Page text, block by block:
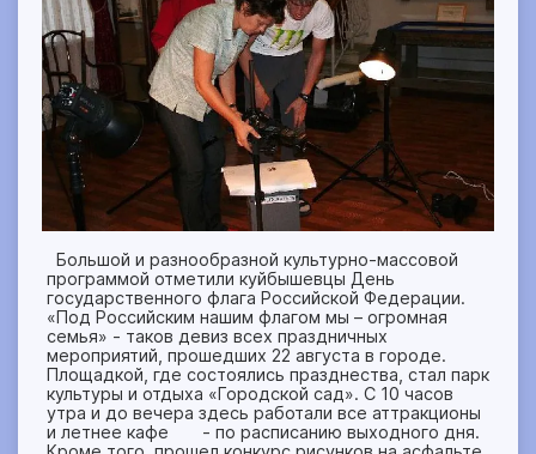
Большой и разнообразной культурно-массовой
программой отметили куйбышевцы День
государственного флага Российской Федерации.
«Под Российским нашим флагом мы – огромная
семья» - таков девиз всех праздничных
мероприятий, прошедших 22 августа в городе.
Площадкой, где состоялись празднества, стал парк
культуры и отдыха «Городской сад». С 10 часов
утра и до вечера здесь работали все аттракционы
и летнее кафе - по расписанию выходного дня.